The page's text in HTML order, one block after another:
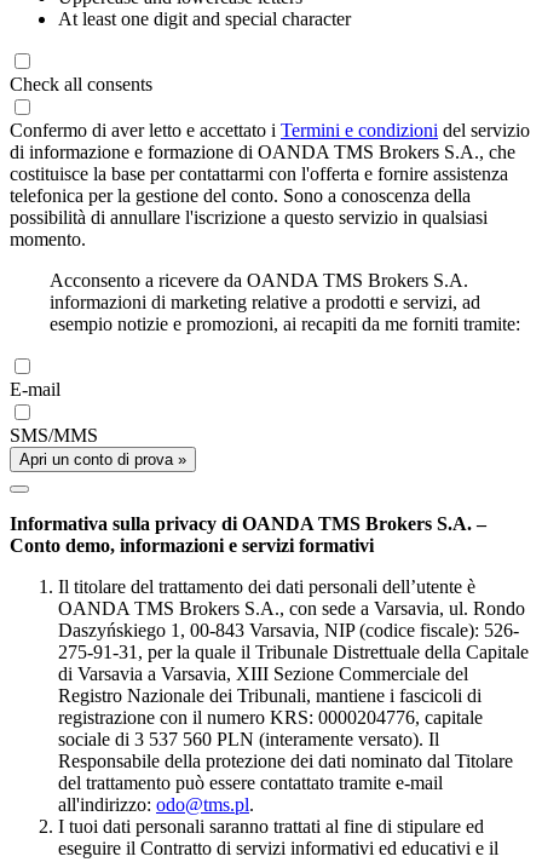
At least one digit and special character
Check all consents
Confermo di aver letto e accettato i Termini e condizioni del servizio
di informazione e formazione di OANDA TMS Brokers S.A., che
costituisce la base per contattarmi con l'offerta e fornire assistenza
telefonica per la gestione del conto. Sono a conoscenza della
possibilità di annullare l'iscrizione a questo servizio in qualsiasi
momento.
Acconsento a ricevere da OANDA TMS Brokers S.A.
informazioni di marketing relative a prodotti e servizi, ad
esempio notizie e promozioni, ai recapiti da me forniti tramite:
E-mail
SMS/MMS
Apri un conto di prova »
Informativa sulla privacy di OANDA TMS Brokers S.A. –
Conto demo, informazioni e servizi formativi
Il titolare del trattamento dei dati personali dell’utente è
OANDA TMS Brokers S.A., con sede a Varsavia, ul. Rondo
Daszyńskiego 1, 00-843 Varsavia, NIP (codice fiscale): 526-
275-91-31, per la quale il Tribunale Distrettuale della Capitale
di Varsavia a Varsavia, XIII Sezione Commerciale del
Registro Nazionale dei Tribunali, mantiene i fascicoli di
registrazione con il numero KRS: 0000204776, capitale
sociale di 3 537 560 PLN (interamente versato). Il
Responsabile della protezione dei dati nominato dal Titolare
del trattamento può essere contattato tramite e-mail
all'indirizzo: odo@tms.pl.
I tuoi dati personali saranno trattati al fine di stipulare ed
eseguire il Contratto di servizi informativi ed educativi e il